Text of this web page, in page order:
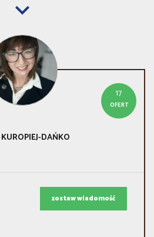
17
OFERT
KUROPIEJ-DAŃKO
zostaw wiadomość